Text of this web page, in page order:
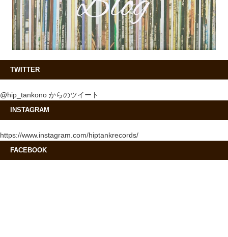
TWITTER
@hip_tankono からのツイート
INSTAGRAM
https://www.instagram.com/hiptankrecords/
FACEBOOK